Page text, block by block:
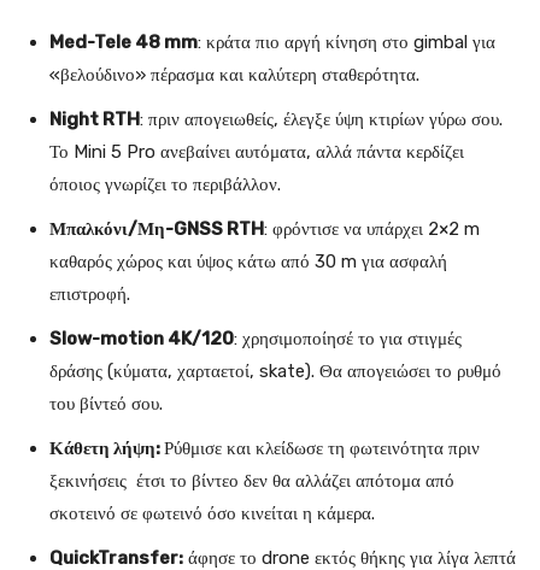
Med-Tele 48 mm: κράτα πιο αργή κίνηση στο gimbal για
«βελούδινο» πέρασμα και καλύτερη σταθερότητα.
Night RTH: πριν απογειωθείς, έλεγξε ύψη κτιρίων γύρω σου.
Το Mini 5 Pro ανεβαίνει αυτόματα, αλλά πάντα κερδίζει
όποιος γνωρίζει το περιβάλλον.
Μπαλκόνι/Μη-GNSS RTH: φρόντισε να υπάρχει 2×2 m
καθαρός χώρος και ύψος κάτω από 30 m για ασφαλή
επιστροφή.
Slow-motion 4K/120: χρησιμοποίησέ το για στιγμές
δράσης (κύματα, χαρταετοί, skate). Θα απογειώσει το ρυθμό
του βίντεό σου.
Κάθετη λήψη:Ρύθμισε και κλείδωσε τη φωτεινότητα πριν
ξεκινήσεις έτσι το βίντεο δεν θα αλλάζει απότομα από
σκοτεινό σε φωτεινό όσο κινείται η κάμερα.
QuickTransfer: άφησε το drone εκτός θήκης για λίγα λεπτά